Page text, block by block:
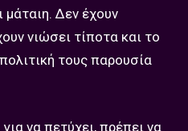
μάταιη. Δεν έχουν
νιώσει τίποτα και το
τους παρουσία
να πετύχει, πρέπει να